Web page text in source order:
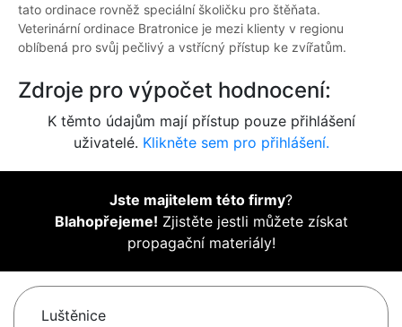
tato ordinace rovněž speciální školičku pro štěňata.
Veterinární ordinace Bratronice je mezi klienty v regionu
oblíbená pro svůj pečlivý a vstřícný přístup ke zvířatům.
Zdroje pro výpočet hodnocení:
K těmto údajům mají přístup pouze přihlášení
uživatelé. Klikněte sem pro přihlášení.
Jste majitelem této firmy?
Blahopřejeme! Zjistěte jestli můžete získat
propagační materiály!
Luštěnice